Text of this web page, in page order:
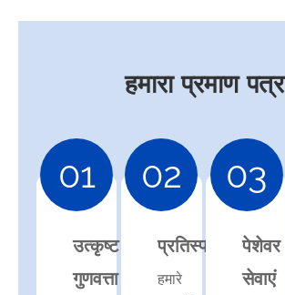
हमारा प्रमाण पत्र
01
उत्कृष्ट
गुणवत्ता
02
प्रतिस्पर्धा
हमारे
03
पेशेवर
सेवाएं